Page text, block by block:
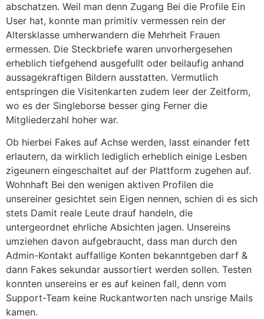
abschatzen. Weil man denn Zugang Bei die Profile Ein
User hat, konnte man primitiv vermessen rein der
Altersklasse umherwandern die Mehrheit Frauen
ermessen. Die Steckbriefe waren unvorhergesehen
erheblich tiefgehend ausgefullt oder beilaufig anhand
aussagekraftigen Bildern ausstatten. Vermutlich
entspringen die Visitenkarten zudem leer der Zeitform,
wo es der Singleborse besser ging Ferner die
Mitgliederzahl hoher war.
Ob hierbei Fakes auf Achse werden, lasst einander fett
erlautern, da wirklich lediglich erheblich einige Lesben
zigeunern eingeschaltet auf der Plattform zugehen auf.
Wohnhaft Bei den wenigen aktiven Profilen die
unsereiner gesichtet sein Eigen nennen, schien di es sich
stets Damit reale Leute drauf handeln, die
untergeordnet ehrliche Absichten jagen. Unsereins
umziehen davon aufgebraucht, dass man durch den
Admin-Kontakt auffallige Konten bekanntgeben darf &
dann Fakes sekundar aussortiert werden sollen. Testen
konnten unsereins er es auf keinen fall, denn vom
Support-Team keine Ruckantworten nach unsrige Mails
kamen.